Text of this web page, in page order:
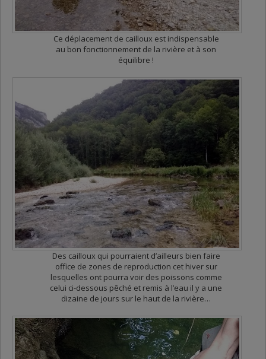
Ce déplacement de cailloux est indispensable
au bon fonctionnement de la rivière et à son
équilibre !
Des cailloux qui pourraient d’ailleurs bien faire
office de zones de reproduction cet hiver sur
lesquelles ont pourra voir des poissons comme
celui ci-dessous pêché et remis à l’eau il y a une
dizaine de jours sur le haut de la rivière…